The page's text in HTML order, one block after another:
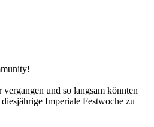
und so langsam könnten
Imperiale Festwoche zu